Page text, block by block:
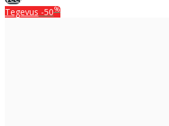
Tegevus -50%